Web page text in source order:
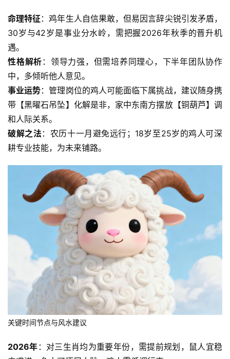
命理特征 ：鸡年生人自信果敢，但易因言辞尖锐引发矛盾，
30岁与42岁是事业分水岭，需把握2026年秋季的晋升机
遇。
性格解析 ：领导力强，但需培养同理心，下半年团队协作
中，多倾听他人意见。
事业运势：管理岗位的鸡人可能面临下属挑战，建议随身携
带【黑曜石吊坠】化解是非，家中东南方摆放【铜葫芦】调
和人际关系。
破解之法 ：农历十一月避免远行；18岁至25岁的鸡人可深
耕专业技能，为未来铺路。
关键时间节点与风水建议
2026年 ：对三生肖均为重要年份，需提前规划，鼠人宜稳